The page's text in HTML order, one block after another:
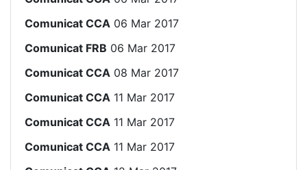
Comunicat CCA 06 Mar 2017
Comunicat FRB 06 Mar 2017
Comunicat CCA 08 Mar 2017
Comunicat CCA 11 Mar 2017
Comunicat CCA 11 Mar 2017
Comunicat CCA 11 Mar 2017